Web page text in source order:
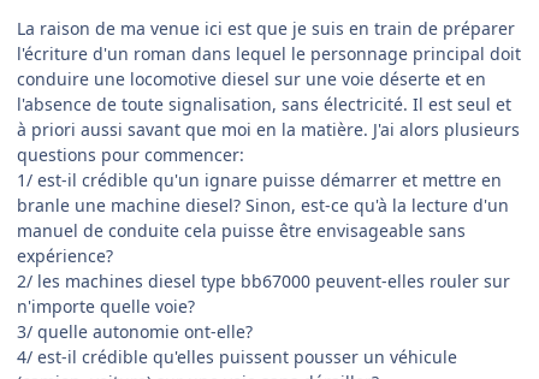
La raison de ma venue ici est que je suis en train de préparer
l'écriture d'un roman dans lequel le personnage principal doit
conduire une locomotive diesel sur une voie déserte et en
l'absence de toute signalisation, sans électricité. Il est seul et
à priori aussi savant que moi en la matière. J'ai alors plusieurs
questions pour commencer:
1/ est-il crédible qu'un ignare puisse démarrer et mettre en
branle une machine diesel? Sinon, est-ce qu'à la lecture d'un
manuel de conduite cela puisse être envisageable sans
expérience?
2/ les machines diesel type bb67000 peuvent-elles rouler sur
n'importe quelle voie?
3/ quelle autonomie ont-elle?
4/ est-il crédible qu'elles puissent pousser un véhicule